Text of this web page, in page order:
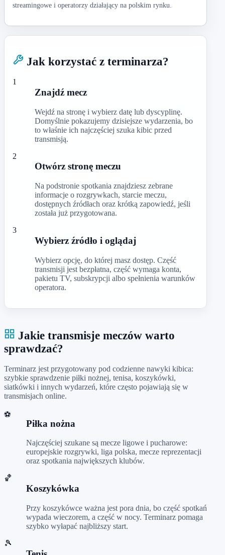
streamingowe i operatorzy działający na polskim rynku.
Jak korzystać z terminarza?
1
Znajdź mecz
Wejdź na stronę i wybierz datę lub dyscyplinę.
Domyślnie pokazujemy dzisiejsze wydarzenia, bo
to właśnie ich najczęściej szuka kibic przed
transmisją.
2
Otwórz stronę meczu
Na podstronie spotkania znajdziesz zebrane
informacje o rozgrywkach, starcie meczu,
dostępnych źródłach oraz krótką zapowiedź, jeśli
została już przygotowana.
3
Wybierz źródło i oglądaj
Wybierz opcję, do której masz dostęp. Część
transmisji jest bezpłatna, część wymaga konta,
pakietu TV, subskrypcji albo spełnienia warunków
operatora.
Jakie transmisje meczów warto
sprawdzać?
Terminarz jest przygotowany pod codzienne nawyki kibica:
szybkie sprawdzenie piłki nożnej, tenisa, koszykówki,
siatkówki i innych wydarzeń, które często pojawiają się w
transmisjach online.
⚽
Piłka nożna
Najczęściej szukane są mecze ligowe i pucharowe:
europejskie rozgrywki, liga polska, mecze reprezentacji
oraz spotkania największych klubów.
🏀
Koszykówka
Przy koszykówce ważna jest pora dnia, bo część spotkań
wypada wieczorem, a część w nocy. Terminarz pomaga
szybko wyłapać najbliższy start.
🎾